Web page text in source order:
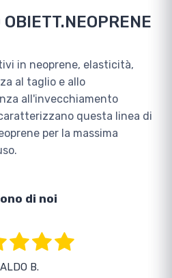
in neoprene, elasticità,
al taglio e allo
all'invecchiamento
questa linea di
per la massima
di noi
ALDO B.